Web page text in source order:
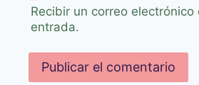
Recibir un correo electrónico
entrada.